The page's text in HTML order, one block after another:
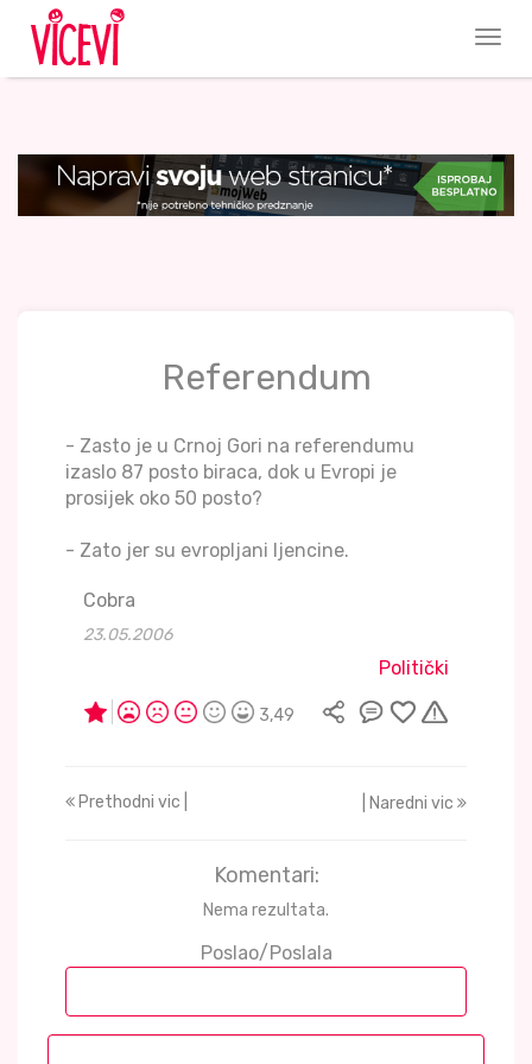
Referendum
- Zasto je u Crnoj Gori na referendumu
izaslo 87 posto biraca, dok u Evropi je
prosijek oko 50 posto?
- Zato jer su evropljani ljencine.
Cobra
23.05.2006
Politički
3,49
Prethodni vic | | Naredni vic
Komentari:
Nema rezultata.
Poslao/Poslala